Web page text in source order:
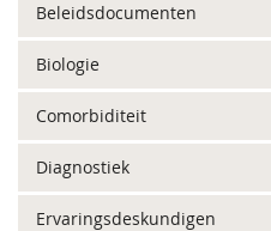
Beleidsdocumenten
Biologie
Comorbiditeit
Diagnostiek
Ervaringsdeskundigen